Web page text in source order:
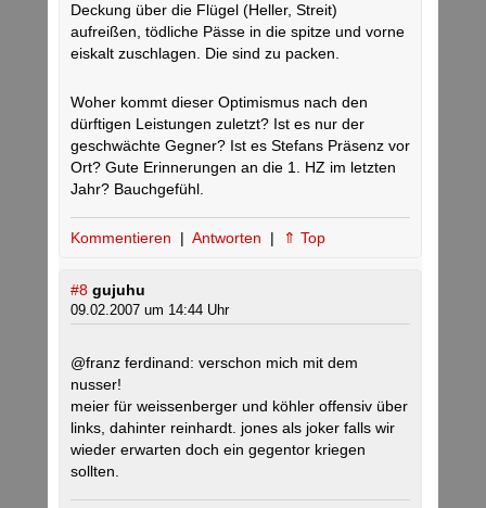
Deckung über die Flügel (Heller, Streit)
aufreißen, tödliche Pässe in die spitze und vorne
eiskalt zuschlagen. Die sind zu packen.
Woher kommt dieser Optimismus nach den
dürftigen Leistungen zuletzt? Ist es nur der
geschwächte Gegner? Ist es Stefans Präsenz vor
Ort? Gute Erinnerungen an die 1. HZ im letzten
Jahr? Bauchgefühl.
Kommentieren | Antworten | ⇑ Top
#8 gujuhu
09.02.2007 um 14:44 Uhr
@franz ferdinand: verschon mich mit dem
nusser!
meier für weissenberger und köhler offensiv über
links, dahinter reinhardt. jones als joker falls wir
wieder erwarten doch ein gegentor kriegen
sollten.